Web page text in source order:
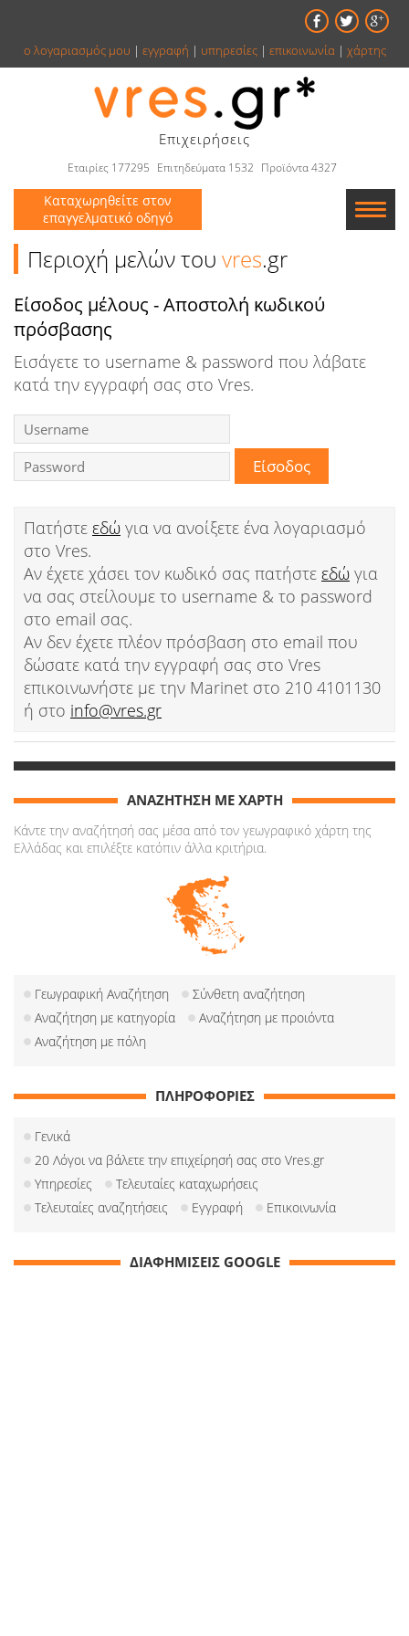
ο λογαριασμός μου | εγγραφή | υπηρεσίες| επικοινωνία| χάρτης
Επιχειρήσεις
Εταιρίες 177295 Επιτηδεύματα 1532 Προϊόντα 4327
Καταχωρηθείτε στον
επαγγελματικό οδηγό
Εταιρείες
Κατάλογος
Αγγελίες
Βιβλία
Ειδήσεις
Παιχνίδια
Ταινίες
Περιοχή μελών του vres.gr
Είσοδος μέλους - Αποστολή κωδικού
πρόσβασης
Εισάγετε το username & password που λάβατε
κατά την εγγραφή σας στο Vres.
Πατήστε εδώ για να ανοίξετε ένα λογαριασμό
στο Vres.
Αν έχετε χάσει τον κωδικό σας πατήστε εδώ για
να σας στείλουμε το username & το password
στο email σας.
Αν δεν έχετε πλέον πρόσβαση στο email που
δώσατε κατά την εγγραφή σας στο Vres
επικοινωνήστε με την Marinet στο 210 4101130
ή στο info@vres.gr
ΑΝΑΖΗΤΗΣΗ ΜΕ ΧΑΡΤΗ
Κάντε την αναζήτησή σας μέσα από τον γεωγραφικό χάρτη της
Ελλάδας και επιλέξτε κατόπιν άλλα κριτήρια.
Γεωγραφική Αναζήτηση
Σύνθετη αναζήτηση
Αναζήτηση με κατηγορία
Αναζήτηση με προιόντα
Αναζήτηση με πόλη
ΠΛΗΡΟΦΟΡΙΕΣ
Γενικά
20 Λόγοι να βάλετε την επιχείρησή σας στο Vres.gr
Υπηρεσίες
Τελευταίες καταχωρήσεις
Τελευταίες αναζητήσεις
Εγγραφή Επικοινωνία
ΔΙΑΦΗΜΙΣΕΙΣ GOOGLE